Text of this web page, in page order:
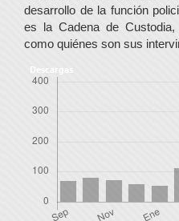
desarrollo de la función
es la Cadena de
como quiénes son sus
Descargas